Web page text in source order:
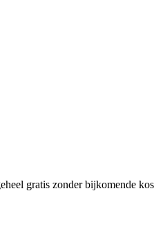
gratis zonder bijkomende